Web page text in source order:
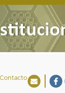
Contacto